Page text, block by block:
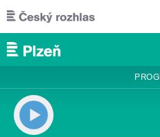
Přejít k hlavnímu obsahu